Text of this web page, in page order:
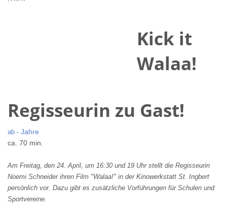
Kick it
Walaa!
Regisseurin zu Gast!
ab - Jahre
ca. 70 min.
Am Freitag, den 24. April, um 16:30 und 19 Uhr stellt die Regisseurin
Noemi Schneider ihren Film "Walaa!" in der Kinowerkstatt St. Ingbert
persönlich vor. Dazu gibt es zusätzliche Vorführungen für Schulen und
Sportvereine.